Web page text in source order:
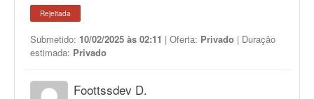
Rejeitada
Submetido: 10/02/2025 às 02:11 | Oferta: Privado | Duração
estimada: Privado
Foottssdev D.